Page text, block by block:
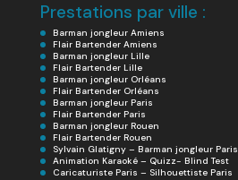
Prestations par ville :
Barman jongleur Amiens
Flair Bartender Amiens
Barman jongleur Lille
Flair Bartender Lille
Barman jongleur Orléans
Flair Bartender Orléans
Barman jongleur Paris
Flair Bartender Paris
Barman jongleur Rouen
Flair Bartender Rouen
Sylvain Glatigny – Barman jongleur Paris
Animation Karaoké – Quizz- Blind Test
Caricaturiste Paris – Silhouettiste Paris